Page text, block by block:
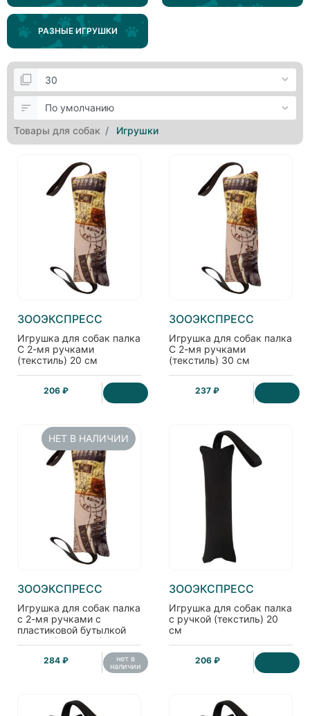
РАЗНЫЕ ИГРУШКИ
Товары для собак Игрушки
ЗООЭКСПРЕСС
Игрушка для собак палка
С 2-мя ручками
(текстиль) 20 см
206 ₽
ЗООЭКСПРЕСС
Игрушка для собак палка
С 2-мя ручками
(текстиль) 30 см
237 ₽
НЕТ В НАЛИЧИИ
ЗООЭКСПРЕСС
Игрушка для собак палка
с 2-мя ручками с
пластиковой бутылкой
внутри (текстиль) 30 см
284 ₽ нет в
наличии
ЗООЭКСПРЕСС
Игрушка для собак палка
с ручкой (текстиль) 20
см
206 ₽